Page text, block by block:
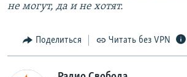
не могут, да и не хотят.
Поделиться Читать без VPN